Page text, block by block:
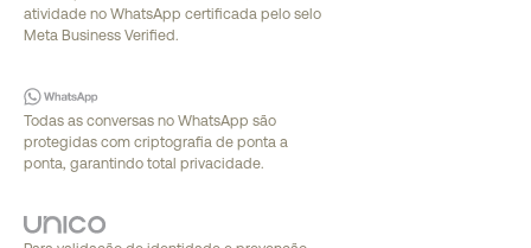
atividade no WhatsApp certificada pelo selo
Meta Business Verified.
Todas as conversas no WhatsApp são
protegidas com criptografia de ponta a
ponta, garantindo total privacidade.